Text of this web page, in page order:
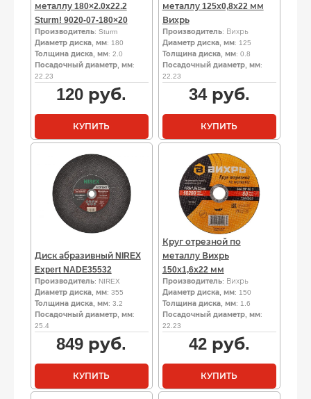
металлу 180×2.0x22.2
Sturm! 9020-07-180×20
Производитель: Sturm
Диаметр диска, мм: 180
Толщина диска, мм: 2.0
Посадочный диаметр, мм:
22.23
120 руб.
КУПИТЬ
металлу 125х0,8х22 мм
Вихрь
Производитель: Вихрь
Диаметр диска, мм: 125
Толщина диска, мм: 0.8
Посадочный диаметр, мм:
22.23
34руб.
КУПИТЬ
Диск абразивный NIREX
Expert NADE35532
Производитель: NIREX
Диаметр диска, мм: 355
Толщина диска, мм: 3.2
Посадочный диаметр, мм:
25.4
849 руб.
КУПИТЬ
Круг отрезной по
металлу Вихрь
150х1,6х22 мм
Производитель: Вихрь
Диаметр диска, мм: 150
Толщина диска, мм: 1.6
Посадочный диаметр, мм:
22.23
42руб.
КУПИТЬ